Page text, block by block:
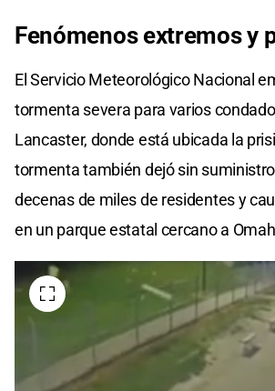
Fenómenos extremos y
El Servicio Meteorológico Nacional
tormenta severa para varios
Lancaster, donde está ubicada la
tormenta también dejó sin
decenas de miles de residentes y
en un parque estatal cercano a